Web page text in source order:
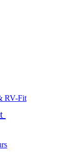
RV-Fit